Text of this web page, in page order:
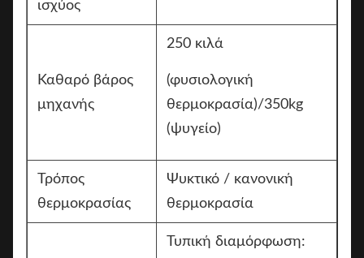
ισχύος
Καθαρό βάρος
μηχανής
250 κιλά
(φυσιολογική
θερμοκρασία)/350kg
(ψυγείο)
Τρόπος
θερμοκρασίας
Ψυκτικό / κανονική
θερμοκρασία
Τυπική διαμόρφωση: